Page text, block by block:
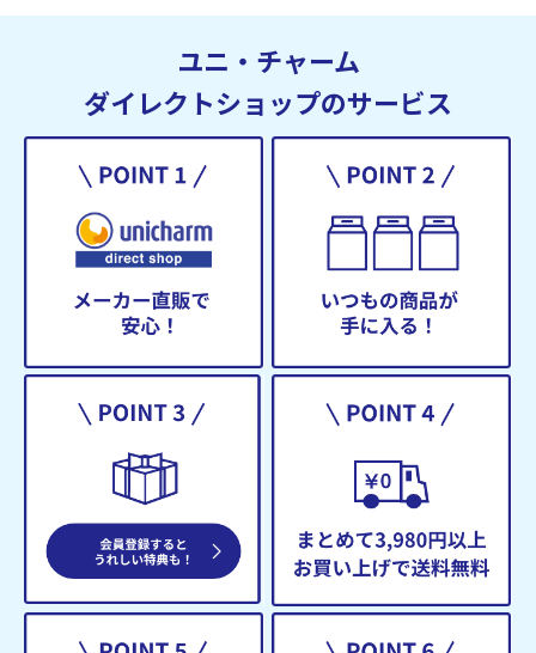
ユニ・チャーム
ダイレクトショップのサービス